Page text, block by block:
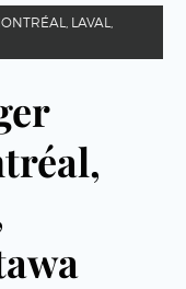
LAVAL,